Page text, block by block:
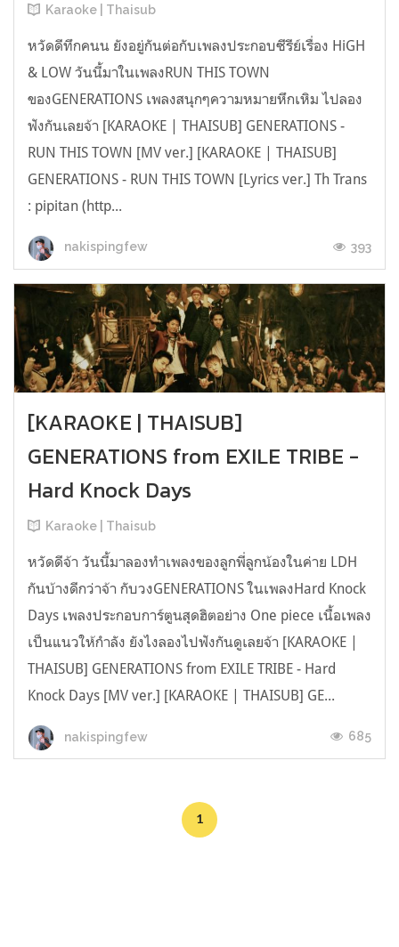
Karaoke | Thaisub
หวัดดีทึกคนน ยังอยู่กันต่อกับเพลงประกอบซีรีย์เรื่อง HiGH
& LOW วันนี้มาในเพลงRUN THIS TOWN
ของGENERATIONS เพลงสนุกๆความหมายหึกเหิม ไปลอง
ฟังกันเลยจ้า [KARAOKE | THAISUB] GENERATIONS -
RUN THIS TOWN [MV ver.] [KARAOKE | THAISUB]
GENERATIONS - RUN THIS TOWN [Lyrics ver.] Th Trans
: pipitan (http...
nakispingfew 393
[KARAOKE | THAISUB]
GENERATIONS from EXILE TRIBE -
Hard Knock Days
Karaoke | Thaisub
หวัดดีจ้า วันนี้มาลองทำเพลงของลูกพี่ลูกน้องในค่าย LDH
กันบ้างดีกว่าจ้า กับวงGENERATIONS ในเพลงHard Knock
Days เพลงประกอบการ์ตูนสุดฮิตอย่าง One piece เนื้อเพลง
เป็นแนวให้กำลัง ยังไงลองไปฟังกันดูเลยจ้า [KARAOKE |
THAISUB] GENERATIONS from EXILE TRIBE - Hard
Knock Days [MV ver.] [KARAOKE | THAISUB] GE...
nakispingfew 685
1